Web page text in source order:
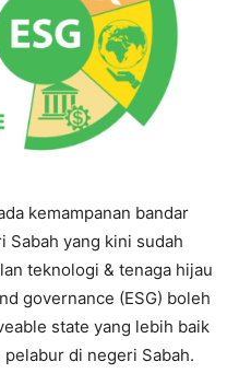
kemampanan bandar
Sabah yang kini sudah
teknologi & tenaga hijau
governance (ESG) boleh
state yang lebih baik
di negeri Sabah.